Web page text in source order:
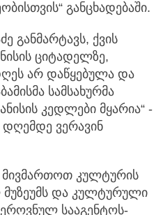
განცხადებაში.
განმარტავს, ქვის
ციტადელზე,
არ დაწყებულა და
სამსახურმა
კედლები მყარია“ -
ვერავინ
მივმართოთ კულტურის
და კულტურული
სააგენტოს-